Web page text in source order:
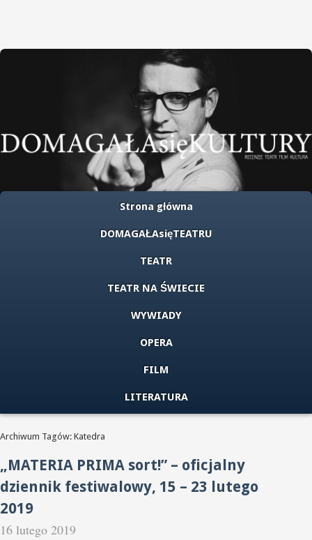
Strona główna
DOMAGAŁAsięTEATRU
TEATR
TEATR NA ŚWIECIE
WYWIADY
OPERA
FILM
LITERATURA
Archiwum Tagów: Katedra
„MATERIA PRIMA sort!” – oficjalny
dziennik festiwalowy, 15 – 23 lutego
2019
16 lutego 2019